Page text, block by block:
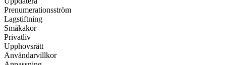
Prenumerationsström
Lagstiftning
Småkakor
Privatliv
Upphovsrätt
Användarvillkor